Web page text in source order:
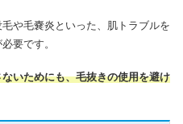
や毛嚢炎といった、肌トラブルを
要です。
いためにも、毛抜きの使用を避け